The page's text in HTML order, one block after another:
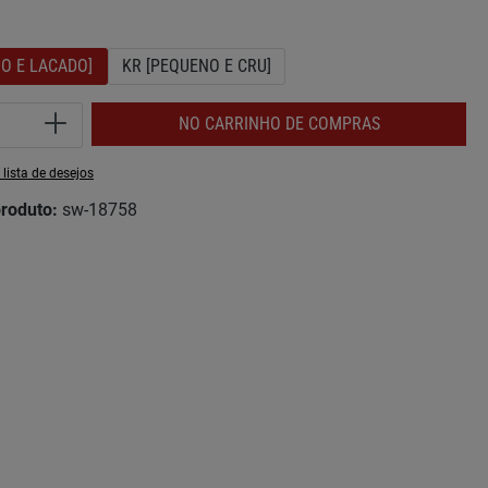
E LACADO]
KR [PEQUENO E CRU]
do Produto: Insira a quantidade
NO CARRINHO DE COMPRAS
de desejos
sw-18758